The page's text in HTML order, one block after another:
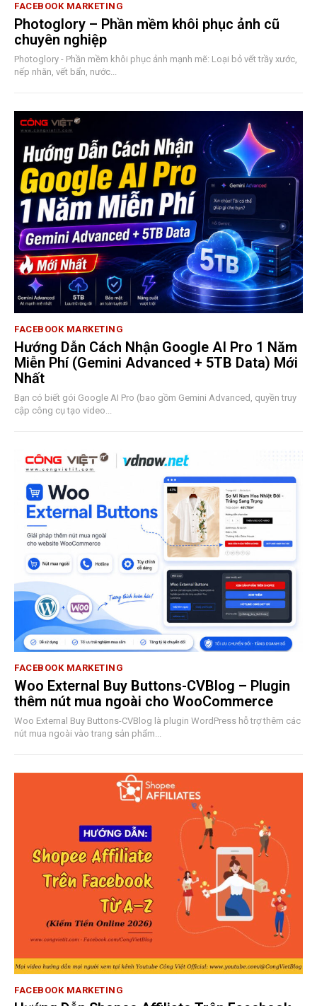
FACEBOOK MARKETING
Photoglory – Phần mềm khôi phục ảnh cũ
chuyên nghiệp
Photoglory - Phần mềm khôi phục ảnh mạnh mẽ: Loại bỏ vết trầy xước,
nếp nhăn, vết bẩn, nước...
FACEBOOK MARKETING
Hướng Dẫn Cách Nhận Google AI Pro 1 Năm
Miễn Phí (Gemini Advanced + 5TB Data) Mới
Nhất
Bạn có biết gói Google AI Pro (bao gồm Gemini Advanced, quyền truy
cập công cụ tạo video...
FACEBOOK MARKETING
Woo External Buy Buttons-CVBlog – Plugin
thêm nút mua ngoài cho WooCommerce
Woo External Buy Buttons-CVBlog là plugin WordPress hỗ trợ thêm các
nút mua ngoài vào trang sản phẩm...
FACEBOOK MARKETING